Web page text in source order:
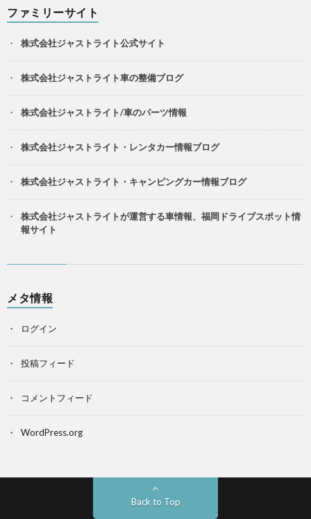
ファミリーサイト
株式会社ジャストライト公式サイト
株式会社ジャストライト車の整備ブログ
株式会社ジャストライト/車のパーツ情報
株式会社ジャストライト・レンタカー情報ブログ
株式会社ジャストライト・キャンピングカー情報ブログ
株式会社ジャストライトが運営する車情報、福岡ドライブスポット情
報サイト
メタ情報
ログイン
投稿フィード
コメントフィード
WordPress.org
Back to Top